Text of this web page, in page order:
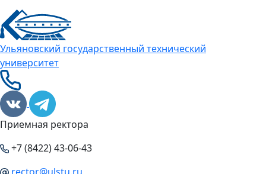
Ульяновский государственный технический
университет
Приемная ректора
+7 (8422) 43-06-43